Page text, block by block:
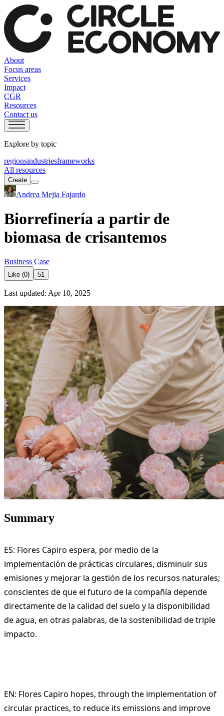
About
Focus areas
Services
Impact
CGR
Resources
Contact us
Explore by topic
regionsindustriesframeworks
All resources
Create
Andrea Mejia Fajardo
Biorrefinería a partir de
biomasa de crisantemos
Business Case
Like (0) 51
Last updated: Apr 10, 2025
Summary
ES: Flores Capiro espera, por medio de la
implementación de prácticas circulares, disminuir sus
emisiones y mejorar la gestión de los recursos naturales;
conscientes de que el futuro de la compañía depende
directamente de la calidad del suelo y la disponibilidad
de agua, en otras palabras, de la sostenibilidad de triple
impacto.
EN: Flores Capiro hopes, through the implementation of
circular practices, to reduce its emissions and improve